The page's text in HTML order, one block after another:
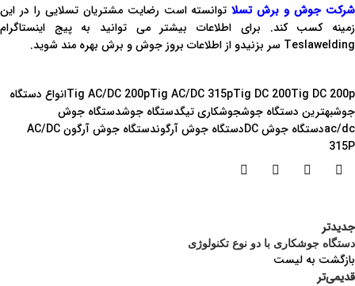
شرکت جوش و برش تسلا توانسته است رضایت مشتریان تسلایی را در این
زمینه کسب کند. برای اطلاعات بیشتر می توانید به پیج اینستاگرام
Teslawelding سر بزنیدو از اطلاعات بروز جوش و برش بهره مند شوید.
Tig AC/DC 200pTig AC/DC 315pTig DC 200Tig DC 200p
انواع دستگاه
جوشبهترین دستگاه جوشجوشکاری تیگدستگاه جوشدستگاه جوش
ac/dcدستگاه جوش DC دستگاه جوش آرگون
دستگاه جوش آرگون AC/DC
315P
جدیدتر
دستگاه جوشکاری با دو نوع تکنولوژی
بازگشت به لیست
قدیمی‌تر